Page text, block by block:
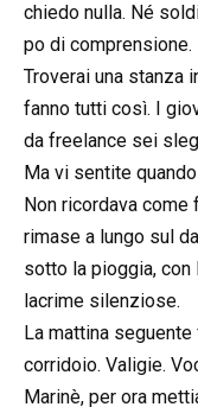
chiedo nulla. Né
po di comprensione.
Troverai una stanza
fanno tutti così. I
da freelance sei
Ma vi sentite
Non ricordava
rimase a lungo sul
sotto la pioggia,
lacrime silenziose.
La mattina
corridoio. Valigie.
Marinè, per ora